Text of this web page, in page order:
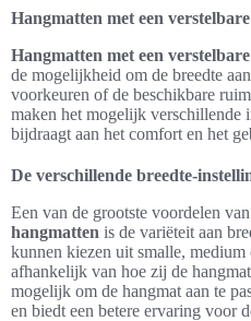
Hangmatten met een
Hangmatten met een
de mogelijkheid om de breedte
voorkeuren of de beschikbare
maken het mogelijk verschillende
bijdraagt aan het comfort en het
De verschillende breedte-
Een van de grootste voordelen van
hangmatten is de variëteit aan
kunnen kiezen uit smalle,
afhankelijk van hoe zij de
mogelijk om de hangmat aan te
en biedt een betere ervaring voor